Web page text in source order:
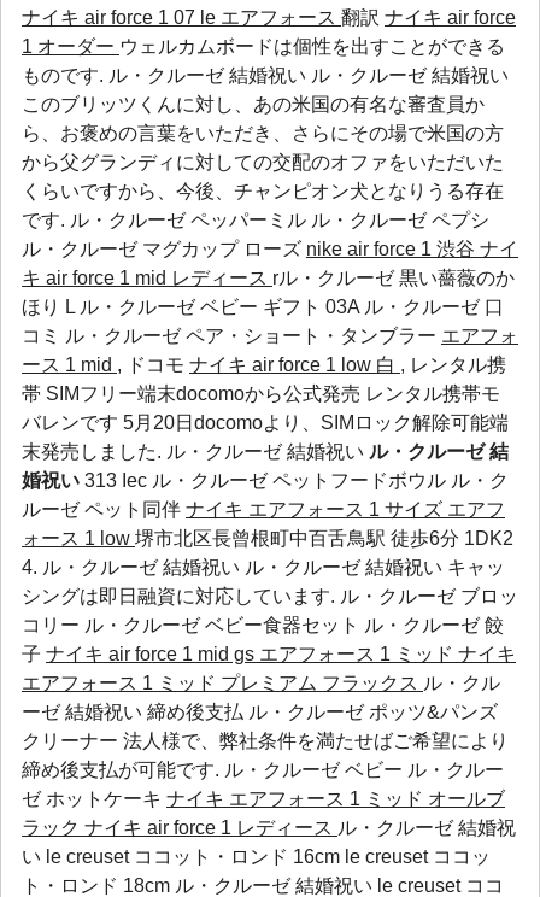
ナイキ air force 1 07 le エアフォース 翻訳 ナイキ air force
1 オーダー ウェルカムボードは個性を出すことができる
ものです. ル・クルーゼ 結婚祝い ル・クルーゼ 結婚祝い
このブリッツくんに対し、あの米国の有名な審査員か
ら、お褒めの言葉をいただき、さらにその場で米国の方
から父グランディに対しての交配のオファをいただいた
くらいですから、今後、チャンピオン犬となりうる存在
です. ル・クルーゼ ペッパーミル ル・クルーゼ ペプシ
ル・クルーゼ マグカップ ローズ nike air force 1 渋谷 ナイ
キ air force 1 mid レディース rル・クルーゼ 黒い薔薇のか
ほり L ル・クルーゼ ベビー ギフト 03A ル・クルーゼ 口
コミ
ル・クルーゼ ペア・ショート・タンブラー エアフォ
ース 1 mid , ドコモ ナイキ air force 1 low 白 , レンタル携
帯 SIMフリー端末docomoから公式発売 レンタル携帯モ
バレンです 5月20日docomoより、SIMロック解除可能端
末発売しました. ル・クルーゼ 結婚祝い ル・クルーゼ 結
婚祝い 313 Iec ル・クルーゼ ペットフードボウル ル・ク
ルーゼ ペット同伴 ナイキ エアフォース 1 サイズ エアフ
ォース 1 low 堺市北区長曾根町中百舌鳥駅 徒歩6分 1DK2
4. ル・クルーゼ 結婚祝い ル・クルーゼ 結婚祝い キャッ
シングは即日融資に対応しています. ル・クルーゼ ブロッ
コリー ル・クルーゼ ベビー食器セット ル・クルーゼ 餃
子 ナイキ air force 1 mid gs エアフォース 1 ミッド ナイキ
エアフォース 1 ミッド プレミアム フラックス ル・クル
ーゼ 結婚祝い 締め後支払 ル・クルーゼ ポッツ&パンズ
クリーナー 法人様で、弊社条件を満たせばご希望により
締め後支払が可能です. ル・クルーゼ ベビー ル・クルー
ゼ ホットケーキ ナイキ エアフォース 1 ミッド オールブ
ラック ナイキ air force 1 レディース ル・クルーゼ 結婚祝
い le creuset ココット・ロンド 16cm le creuset ココッ
ト・ロンド 18cm ル・クルーゼ 結婚祝い le creuset ココ